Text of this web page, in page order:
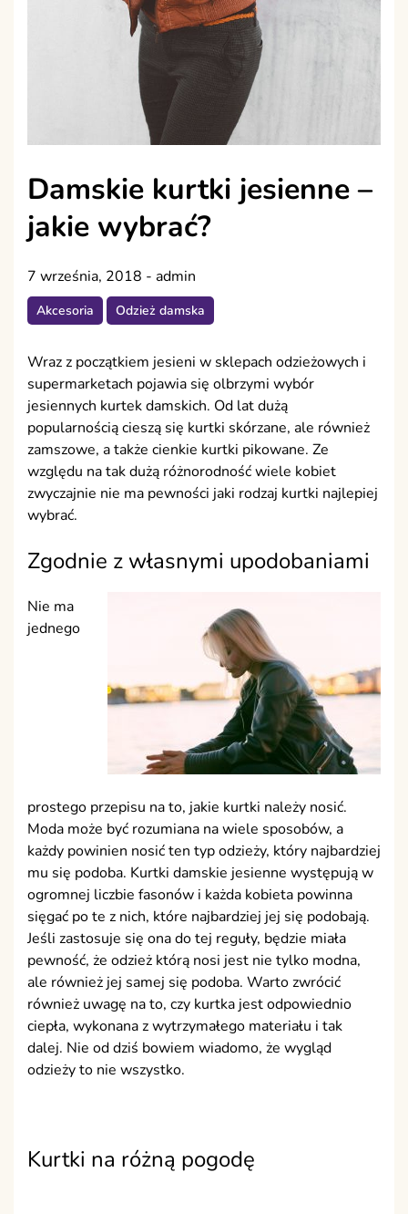
Damskie kurtki jesienne –
jakie wybrać?
7 września, 2018 - admin
Akcesoria Odzież damska
Wraz z początkiem jesieni w sklepach odzieżowych i
supermarketach pojawia się olbrzymi wybór
jesiennych kurtek damskich. Od lat dużą
popularnością cieszą się kurtki skórzane, ale również
zamszowe, a także cienkie kurtki pikowane. Ze
względu na tak dużą różnorodność wiele kobiet
zwyczajnie nie ma pewności jaki rodzaj kurtki najlepiej
wybrać.
Zgodnie z własnymi upodobaniami
Nie ma
jednego
prostego przepisu na to, jakie kurtki należy nosić.
Moda może być rozumiana na wiele sposobów, a
każdy powinien nosić ten typ odzieży, który najbardziej
mu się podoba. Kurtki damskie jesienne występują w
ogromnej liczbie fasonów i każda kobieta powinna
sięgać po te z nich, które najbardziej jej się podobają.
Jeśli zastosuje się ona do tej reguły, będzie miała
pewność, że odzież którą nosi jest nie tylko modna,
ale również jej samej się podoba. Warto zwrócić
również uwagę na to, czy kurtka jest odpowiednio
ciepła, wykonana z wytrzymałego materiału i tak
dalej. Nie od dziś bowiem wiadomo, że wygląd
odzieży to nie wszystko.
Kurtki na różną pogodę